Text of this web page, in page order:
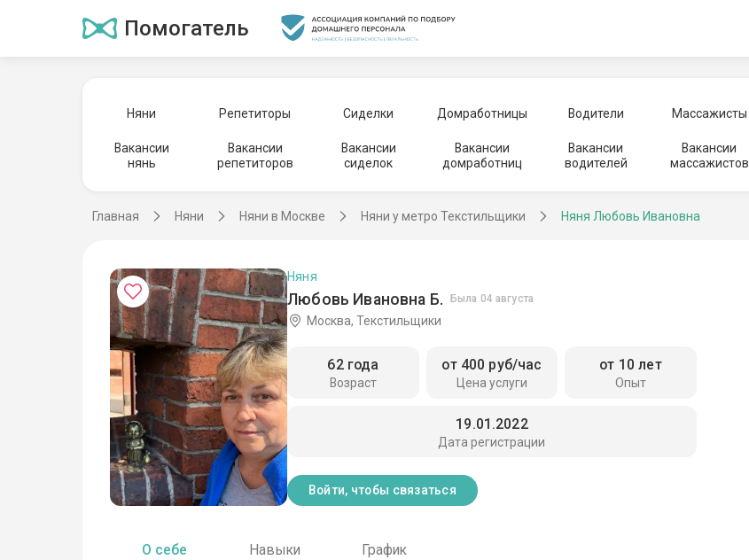
Помогатель
Няни Репетиторы Сиделки Домработницы Водители Массажисты
Вакансии
нянь
Вакансии
репетиторов
Вакансии
сиделок
Вакансии
домработниц
Вакансии
водителей
Вакансии
массажистов
Главная Няни Няни в Москве Няни у метро Текстильщики Няня Любовь Ивановна
Любовь Ивановна Б. Была 04 августа
Няня
Москва, Текстильщики
Возраст
62 года
Цена услуги
от 400 руб/час
Опыт
от 10 лет
Дата регистрации
19.01.2022
Войти, чтобы связаться
О себе Навыки График